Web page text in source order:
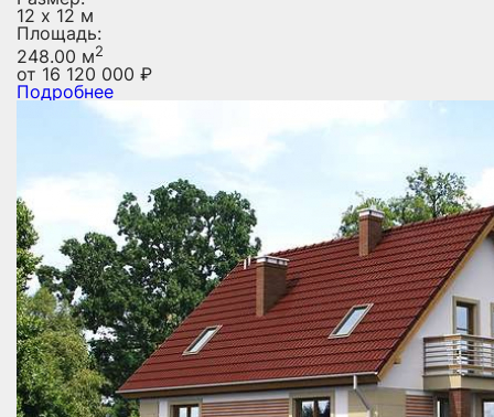
12 х 12 м
Площадь:
248.00 м2
от 16 120 000 ₽
Подробнее